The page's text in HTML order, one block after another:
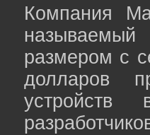
Компания
называемый
размером с
долларов